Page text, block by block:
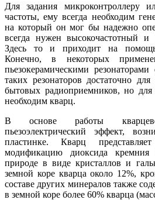
Для задания микроконтроллеру
частоты, ему всегда необходим
на который он мог бы надежно
всегда нужен высокочастотный
Здесь то и приходит на помощь
Конечно, в некоторых
пьезокерамическими
таких резонаторов достаточно
бытовых радиоприемников, но для
необходим кварц.
В основе работы
пьезоэлектрический эффект,
пластинке. Кварц
модификацию диоксида
природе в виде кристаллов и
земной коре кварца около 12%,
составе других минералов также
в земной коре более 60% кварца